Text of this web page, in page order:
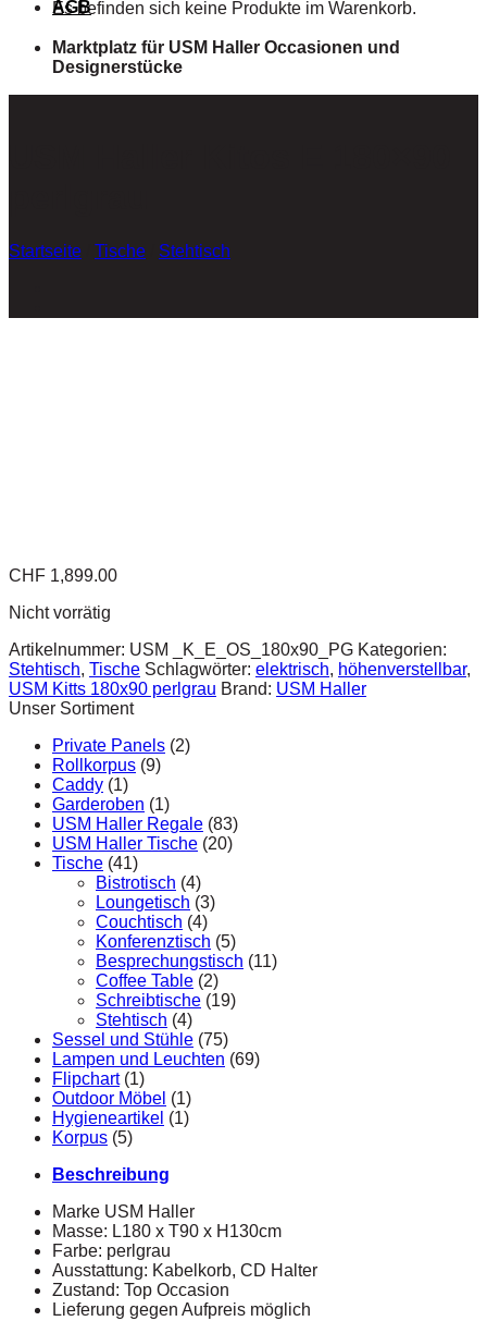
Es befinden sich keine Produkte im Warenkorb.
AGB
Marktplatz für USM Haller Occasionen und
Designerstücke
Startseite Tische Stehtisch
CHF 1,899.00
Nicht vorrätig
Artikelnummer: USM _K_E_OS_180x90_PG Kategorien:
Stehtisch, Tische Schlagwörter: elektrisch, höhenverstellbar,
USM Kitts 180x90 perlgrau Brand: USM Haller
Unser Sortiment
Private Panels (2)
Rollkorpus (9)
Caddy (1)
Garderoben (1)
USM Haller Regale (83)
USM Haller Tische (20)
Tische (41)
Bistrotisch (4)
Loungetisch (3)
Couchtisch (4)
Konferenztisch (5)
Besprechungstisch (11)
Coffee Table (2)
Schreibtische (19)
Stehtisch (4)
Sessel und Stühle (75)
Lampen und Leuchten (69)
Flipchart (1)
Outdoor Möbel (1)
Hygieneartikel (1)
Korpus (5)
Beschreibung
Marke USM Haller
Masse: L180 x T90 x H130cm
Farbe: perlgrau
Ausstattung: Kabelkorb, CD Halter
Zustand: Top Occasion
Lieferung gegen Aufpreis möglich